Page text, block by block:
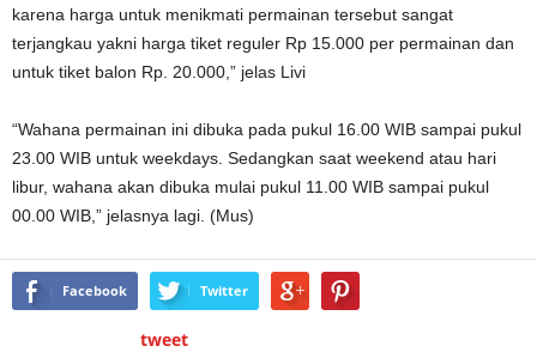
karena harga untuk menikmati permainan tersebut sangat
terjangkau yakni harga tiket reguler Rp 15.000 per permainan dan
untuk tiket balon Rp. 20.000,” jelas Livi
“Wahana permainan ini dibuka pada pukul 16.00 WIB sampai pukul
23.00 WIB untuk weekdays. Sedangkan saat weekend atau hari
libur, wahana akan dibuka mulai pukul 11.00 WIB sampai pukul
00.00 WIB,” jelasnya lagi. (Mus)
Facebook Twitter
tweet